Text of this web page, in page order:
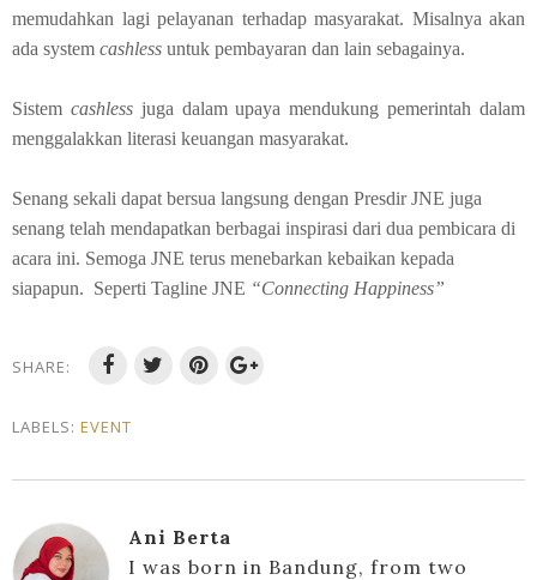
memudahkan lagi pelayanan terhadap masyarakat. Misalnya akan
ada system cashless untuk pembayaran dan lain sebagainya.
Sistem cashlessjuga dalam upaya mendukung pemerintah dalam
menggalakkan literasi keuangan masyarakat.
Senang sekali dapat bersua langsung dengan Presdir JNE juga
senang telah mendapatkan berbagai inspirasi dari dua pembicara di
acara ini. Semoga JNE terus menebarkan kebaikan kepada
siapapun. Seperti Tagline JNE “Connecting Happiness”
SHARE:
LABELS: EVENT
Ani Berta
I was born in Bandung, from two